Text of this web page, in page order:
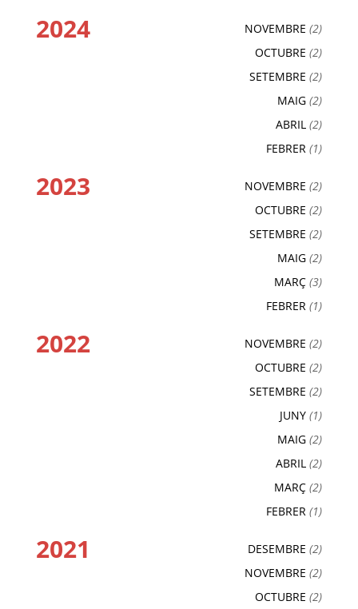
2024 NOVEMBRE (2)
OCTUBRE (2)
SETEMBRE (2)
MAIG (2)
ABRIL (2)
FEBRER (1)
2023 NOVEMBRE (2)
OCTUBRE (2)
SETEMBRE (2)
MAIG (2)
MARÇ (3)
FEBRER (1)
2022 NOVEMBRE (2)
OCTUBRE (2)
SETEMBRE (2)
JUNY (1)
MAIG (2)
ABRIL (2)
MARÇ (2)
FEBRER (1)
2021 DESEMBRE (2)
NOVEMBRE (2)
OCTUBRE (2)